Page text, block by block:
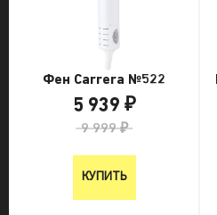
Фен Carrera №522
5 939 ₽
9 999 ₽
КУПИТЬ